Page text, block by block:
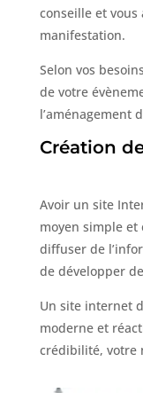
conseille et
manifestation.
Selon vos
de votre
l’aménagement
Création
Avoir un site
moyen simple et
diffuser de
de développer
Un site internet
moderne et
crédibilité, votre